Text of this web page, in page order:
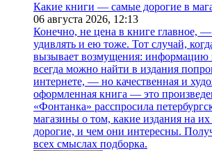
Какие книги — самые дорогие в
06 августа 2026, 12:13
Конечно, не цена в книге главное,
удивлять и ею тоже. Тот случай,
вызывает возмущения: информацию
всегда можно найти в издания
интернете, — но качественная и
оформленная книга — это
«Фонтанка» расспросила
магазины о том, какие издания на
дорогие, и чем они интересны.
всех смыслах подборка.